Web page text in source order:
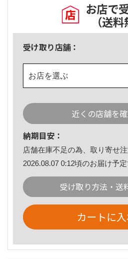
お店で
（送料
受け取り店舗：
お店を選ぶ
近くの店舗を
納期目安：
店舗在庫不足の為、取り寄せ注
2026.08.07 0:12頃のお届け予定
受け取り方法・送
カートに